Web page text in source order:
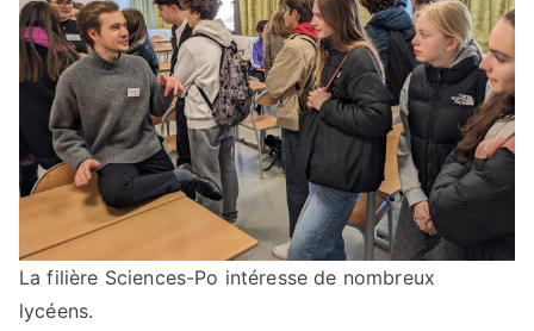
La filière Sciences-Po intéresse de nombreux
lycéens.